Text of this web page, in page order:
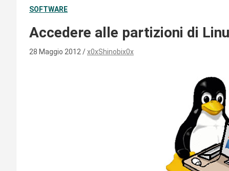
SOFTWARE
Accedere alle partizioni di
28 Maggio 2012 x0xShinobix0x